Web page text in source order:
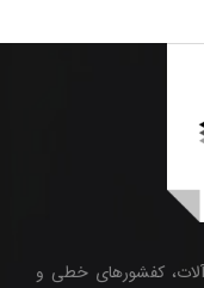
کفشورهای خطی و